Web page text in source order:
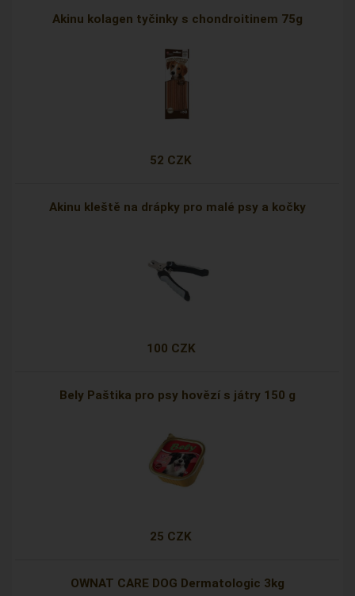
Akinu kolagen tyčinky s chondroitinem 75g
52 CZK
Akinu kleště na drápky pro malé psy a kočky
100 CZK
Bely Paštika pro psy hovězí s játry 150 g
25 CZK
OWNAT CARE DOG Dermatologic 3kg